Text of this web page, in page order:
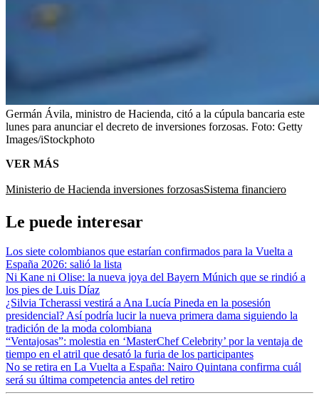
Germán Ávila, ministro de Hacienda, citó a la cúpula bancaria este
lunes para anunciar el decreto de inversiones forzosas. Foto: Getty
Images/iStockphoto
VER MÁS
Ministerio de Hacienda inversiones forzosasSistema financiero
Le puede interesar
Los siete colombianos que estarían confirmados para la Vuelta a
España 2026: salió la lista
Ni Kane ni Olise: la nueva joya del Bayern Múnich que se rindió a
los pies de Luis Díaz
¿Silvia Tcherassi vestirá a Ana Lucía Pineda en la posesión
presidencial? Así podría lucir la nueva primera dama siguiendo la
tradición de la moda colombiana
“Ventajosas”: molestia en ‘MasterChef Celebrity’ por la ventaja de
tiempo en el atril que desató la furia de los participantes
No se retira en La Vuelta a España: Nairo Quintana confirma cuál
será su última competencia antes del retiro